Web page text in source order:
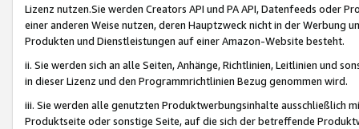
Lizenz nutzen.Sie werden Creators API und PA API, Datenfeeds oder
einer anderen Weise nutzen, deren Hauptzweck nicht in der Werbung
Produkten und Dienstleistungen auf einer Amazon-Website besteht.
ii. Sie werden sich an alle Seiten, Anhänge, Richtlinien, Leitlinien und
in dieser Lizenz und den Programmrichtlinien Bezug genommen wird.
iii. Sie werden alle genutzten Produktwerbungsinhalte ausschließlich
Produktseite oder sonstige Seite, auf die sich der betreffende